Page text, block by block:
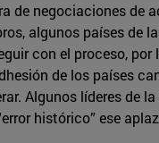
de negociaciones de
algunos países de
con el proceso, por
de los países
Algunos líderes de
histórico” ese